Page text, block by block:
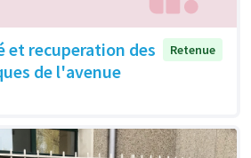
et recuperation des
de l'avenue
Retenue